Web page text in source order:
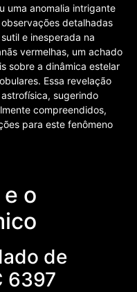
uma anomalia intrigante
detalhadas
e inesperada na
vermelhas, um achado
sobre a dinâmica estelar
Essa revelação
sugerindo
compreendidos,
para este fenômeno
o
de
6397